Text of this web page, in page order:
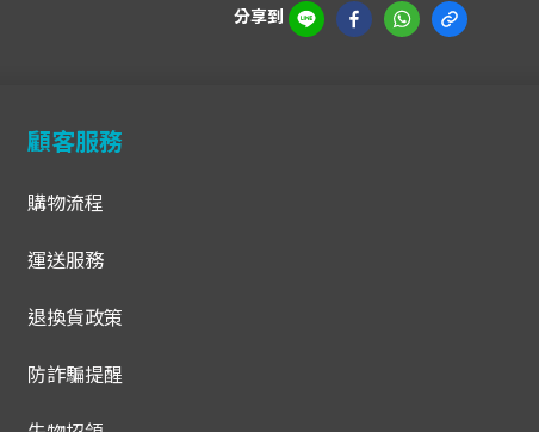
分享到
顧客服務
購物流程
運送服務
退換貨政策
防詐騙提醒